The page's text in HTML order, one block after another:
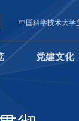
中国科学技术大学
党建文化